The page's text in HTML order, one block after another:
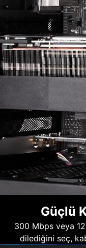
Güçlü
300 Mbps veya
dilediğini seç,